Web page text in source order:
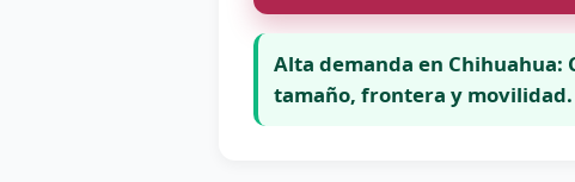
Alta demanda en Chihuahua:
tamaño, frontera y movilidad.